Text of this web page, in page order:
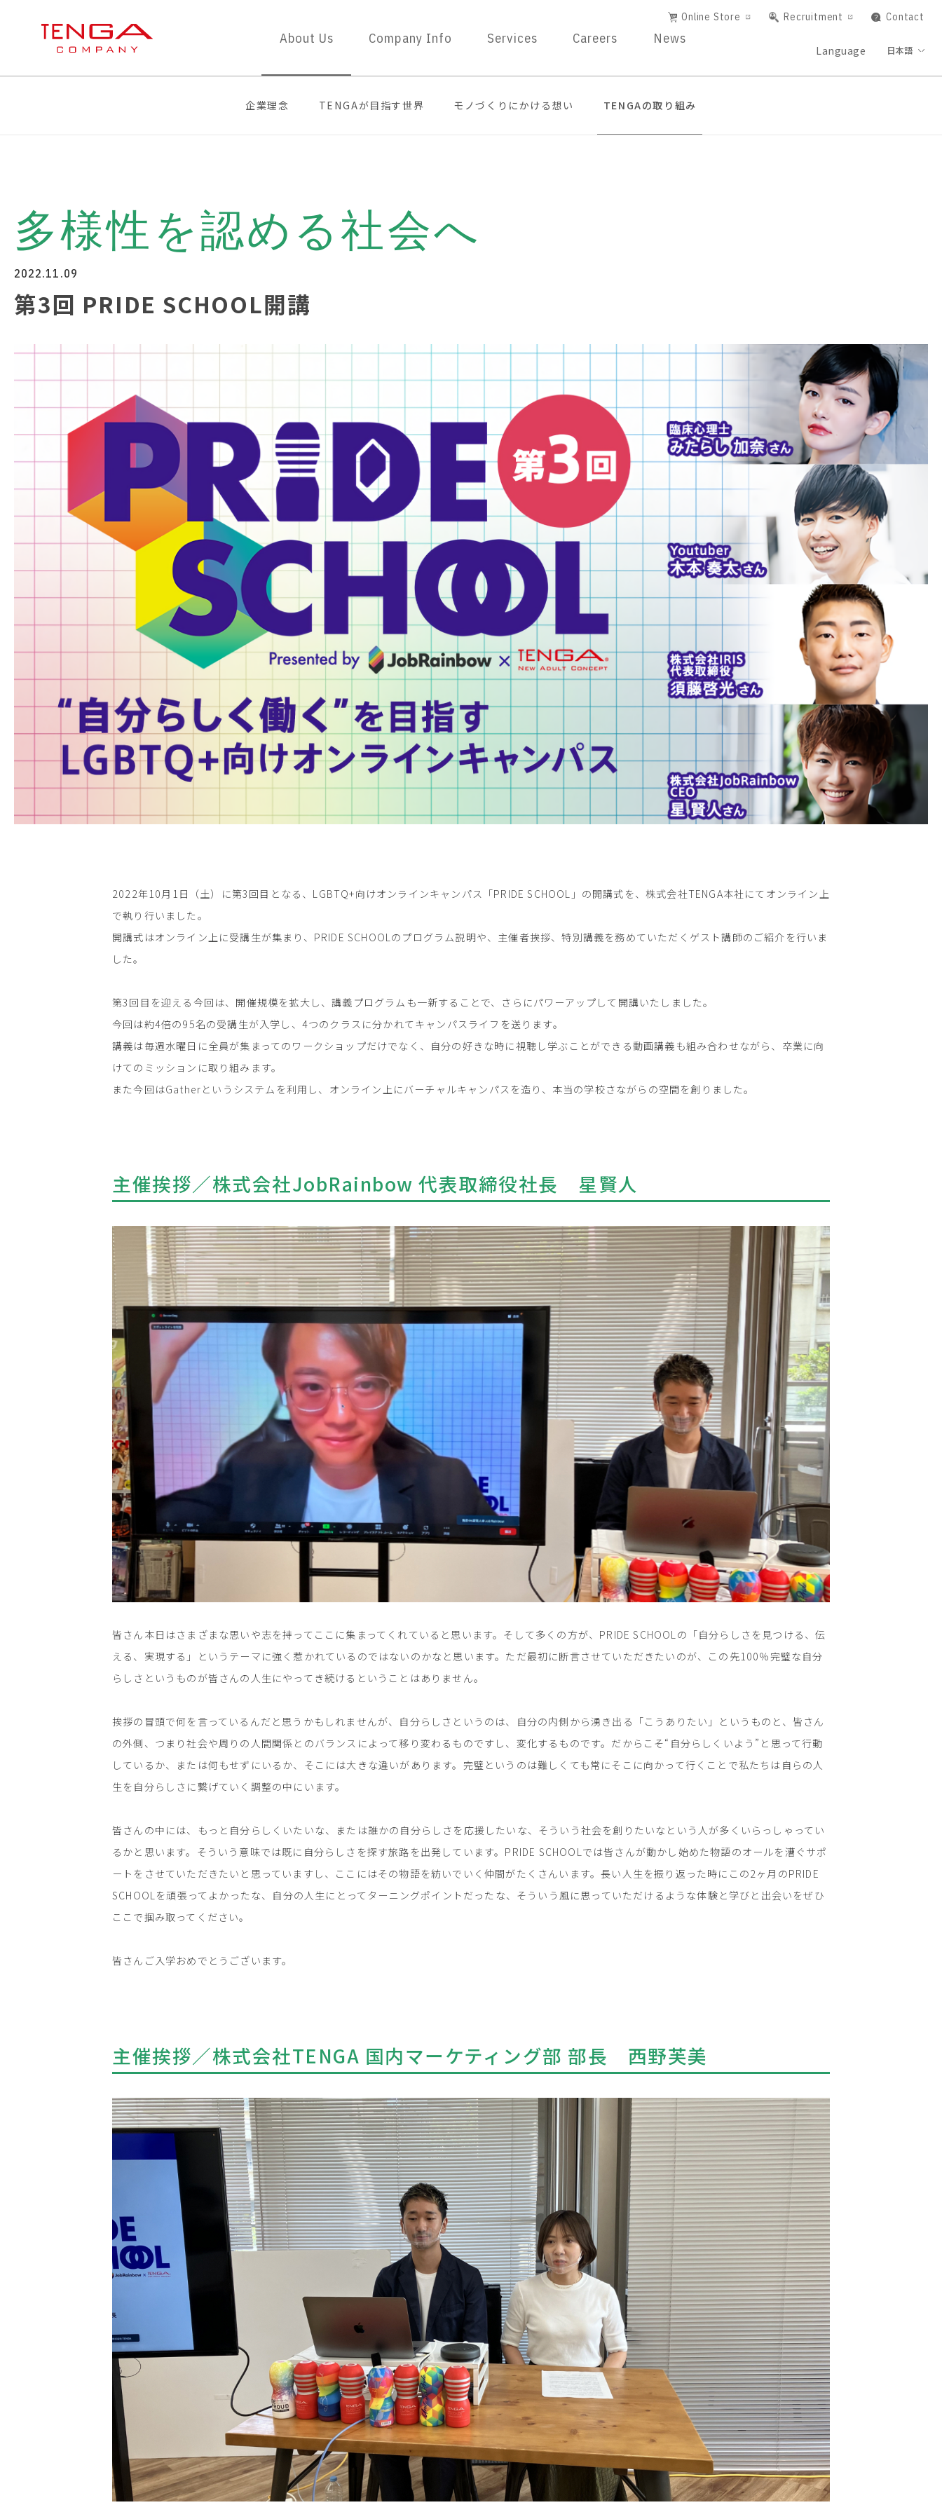
About Us Company Info Services Careers News
Online Store Recruitment Contact
Language 日本語
企業理念 TENGAが目指す世界 モノづくりにかける想い TENGAの取り組み
多様性を認める社会へ
2022.11.09
第3回 PRIDE SCHOOL開講
2022年10月1日（土）に第3回目となる、LGBTQ+向けオンラインキャンパス「PRIDE SCHOOL」の開講式を、株式会社TENGA本社にてオンライン上
で執り行いました。
開講式はオンライン上に受講生が集まり、PRIDE SCHOOLのプログラム説明や、主催者挨拶、特別講義を務めていただくゲスト講師のご紹介を行いま
した。
第3回目を迎える今回は、開催規模を拡大し、講義プログラムも一新することで、さらにパワーアップして開講いたしました。
今回は約4倍の95名の受講生が入学し、4つのクラスに分かれてキャンパスライフを送ります。
講義は毎週水曜日に全員が集まってのワークショップだけでなく、自分の好きな時に視聴し学ぶことができる動画講義も組み合わせながら、卒業に向
けてのミッションに取り組みます。
また今回はGatherというシステムを利用し、オンライン上にバーチャルキャンパスを造り、本当の学校さながらの空間を創りました。
主催挨拶／株式会社JobRainbow 代表取締役社長 星賢人
皆さん本日はさまざまな思いや志を持ってここに集まってくれていると思います。そして多くの方が、PRIDE SCHOOLの「自分らしさを見つける、伝
える、実現する」というテーマに強く惹かれているのではないのかなと思います。ただ最初に断言させていただきたいのが、この先100％完璧な自分
らしさというものが皆さんの人生にやってき続けるということはありません。
挨拶の冒頭で何を言っているんだと思うかもしれませんが、自分らしさというのは、自分の内側から湧き出る「こうありたい」というものと、皆さん
の外側、つまり社会や周りの人間関係とのバランスによって移り変わるものですし、変化するものです。だからこそ“自分らしくいよう”と思って行動
しているか、または何もせずにいるか、そこには大きな違いがあります。完璧というのは難しくても常にそこに向かって行くことで私たちは自らの人
生を自分らしさに繋げていく調整の中にいます。
皆さんの中には、もっと自分らしくいたいな、または誰かの自分らしさを応援したいな、そういう社会を創りたいなという人が多くいらっしゃってい
るかと思います。そういう意味では既に自分らしさを探す旅路を出発しています。PRIDE SCHOOLでは皆さんが動かし始めた物語のオールを漕ぐサポ
ートをさせていただきたいと思っていますし、ここにはその物語を紡いでいく仲間がたくさんいます。長い人生を振り返った時にこの2ヶ月のPRIDE
SCHOOLを頑張ってよかったな、自分の人生にとってターニングポイントだったな、そういう風に思っていただけるような体験と学びと出会いをぜひ
ここで掴み取ってください。
皆さんご入学おめでとうございます。
主催挨拶／株式会社TENGA 国内マーケティング部 部長 西野芙美